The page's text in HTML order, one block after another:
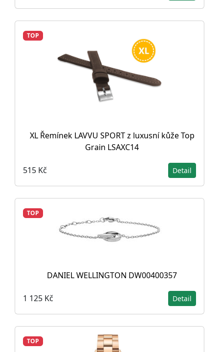
TOP
XL Řemínek LAVVU SPORT z luxusní kůže Top
Grain LSAXC14
515 Kč Detail
TOP
DANIEL WELLINGTON DW00400357
1 125 Kč Detail
TOP